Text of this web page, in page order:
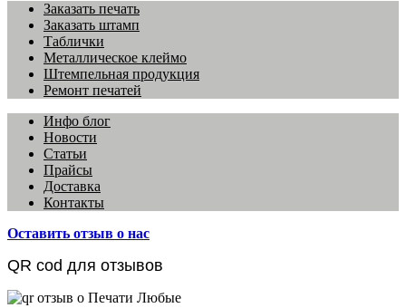
Заказать печать
Заказать штамп
Таблички
Металлическое клеймо
Штемпельная продукция
Ремонт печатей
Инфо блог
Новости
Статьи
Прайсы
Доставка
Контакты
Оставить отзыв о нас
QR cod для отзывов